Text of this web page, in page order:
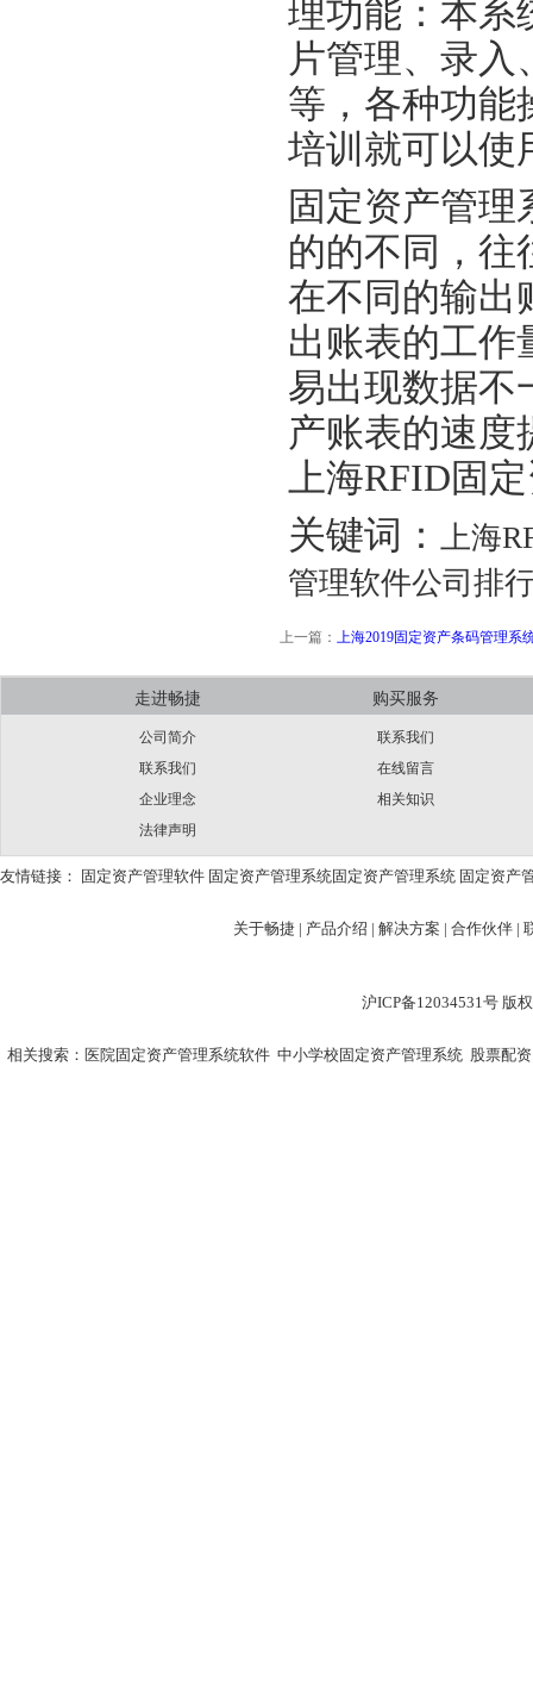
理功能：本系
片管理、录入
等，各种功能
培训就可以使
固定资产管
的的不同，往
在不同的输出
出账表的工作
易出现数据不
产账表的速度
上海RFID固
关键词： 上海
管理软件公司排
上一篇： 上海2019固定资产条码管理系
走进畅捷
公司简介
联系我们
企业理念
法律声明
购买服务
联系我们
在线留言
相关知识
友情链接： 固定资产管理软件 固定资产管理系统固定资产管理系统 固定资产
关于畅捷 | 产品介绍 | 解决方案 | 合作伙伴 |
沪ICP备12034531号 版
相关搜索： 医院固定资产管理系统软件 中小学校固定资产管理系统 股票配资